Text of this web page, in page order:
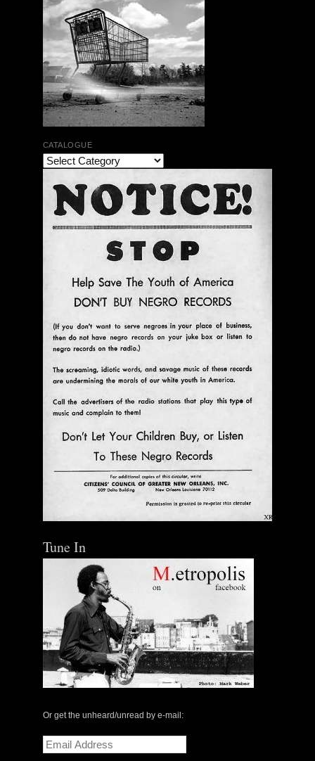
CATALOGUE
Tune In
Or get the unheard/unread by e-mail:
Email
Address